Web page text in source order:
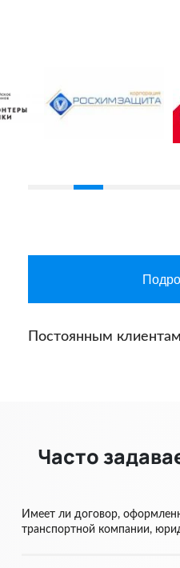
Постоянным
Часто
Имеет ли договор,
транспортной компании,